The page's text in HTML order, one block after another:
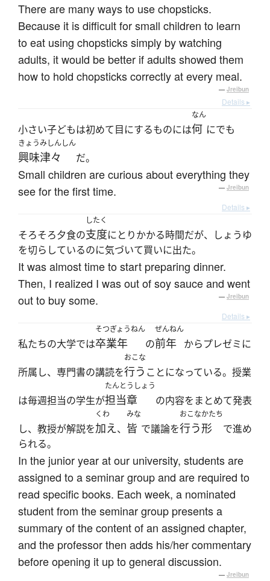
There are many ways to use chopsticks.
Because it is difficult for small children to learn
to eat using chopsticks simply by watching
adults, it would be better if adults showed them
how to hold chopsticks correctly at every meal.
— Jreibun
Details ▸
小さい子どもは初めて目にするものには
なん
何 にでも
きょうみしんしん
興味津々 だ。
Small children are curious about everything they
see for the first time.
— Jreibun
Details ▸
そろそろ夕食の
したく
支度にとりかかる時間だが、しょうゆ
を切らしているのに気づいて買いに出た。
It was almost time to start preparing dinner.
Then, I realized I was out of soy sauce and went
out to buy some.
— Jreibun
Details ▸
私たちの大学では
そつぎょうねん
卒業年 の
ぜんねん
前年 からプレゼミに
所属し、専門書の講読を
おこな
行う ことになっている。授業
は毎週担当の学生が
たんとうしょう
担当章 の内容をまとめて発表
し、教授が解説を
くわ
加え、
みな
皆 で議論を
おこな
行う
かたち
形
で進め
られる。
In the junior year at our university, students are
assigned to a seminar group and are required to
read specific books. Each week, a nominated
student from the seminar group presents a
summary of the content of an assigned chapter,
and the professor then adds his/her commentary
before opening it up to general discussion.
— Jreibun